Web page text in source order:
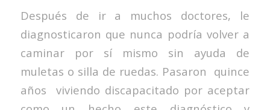
Después de ir a muchos doctores, le
diagnosticaron que nunca podría volver a
caminar por sí mismo sin ayuda de
muletas o silla de ruedas. Pasaron quince
años viviendo discapacitado por aceptar